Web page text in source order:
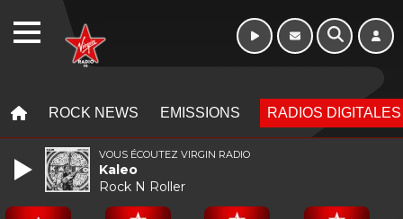
ROCK NEWS EMISSIONS RADIOS DIGITALES
VOUS ÉCOUTEZ VIRGIN RADIO
Kaleo
Rock N Roller
WEBRADIO